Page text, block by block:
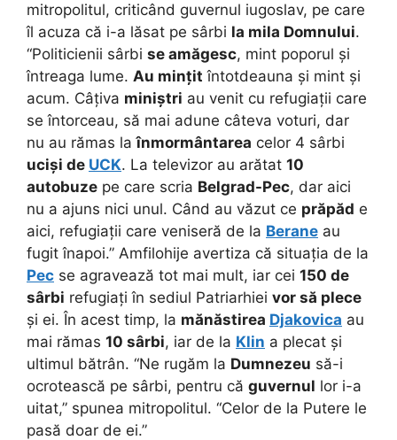
mitropolitul, criticând guvernul iugoslav, pe care
îl acuza că i-a lăsat pe sârbi la mila Domnului.
“Politicienii sârbi se amăgesc, mint poporul și
întreaga lume. Au mințit întotdeauna și mint și
acum. Câțiva miniștri au venit cu refugiații care
se întorceau, să mai adune câteva voturi, dar
nu au rămas laînmormântarea celor 4 sârbi
uciși de UCK. La televizor au arătat 10
autobuze pe care scria Belgrad-Pec, dar aici
nu a ajuns nici unul. Când au văzut ce prăpăd e
aici, refugiații care veniseră de la Berane au
fugit înapoi.” Amfilohije avertiza că situația de la
Pec se agravează tot mai mult, iar cei 150 de
sârbi refugiați în sediul Patriarhiei vor să plece
și ei. În acest timp, la mănăstirea Djakovica au
mai rămas 10 sârbi, iar de la Klin a plecat și
ultimul bătrân. “Ne rugăm la Dumnezeu să-i
ocrotească pe sârbi, pentru că guvernul lor i-a
uitat,” spunea mitropolitul. “Celor de la Putere le
pasă doar de ei.”